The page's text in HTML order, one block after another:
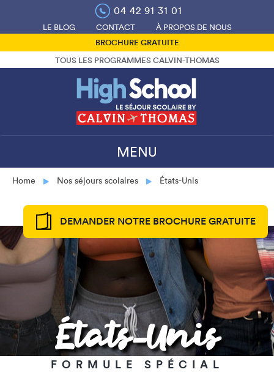
content
04 42 91 31 01
LE BLOG CONTACT
À PROPOS DE NOUS
BROCHURE GRATUITE
TOUS LES PROGRAMMES CALVIN-THOMAS
MENU
Home Nos séjours scolaires États-Unis
DEMANDER NOTRE BROCHURE GRATUITE
États-Unis
FORMULE SPÉCIAL